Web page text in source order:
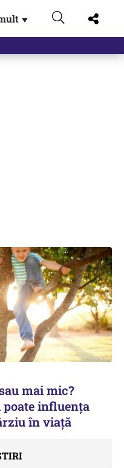
▼
mai mic?
influența
în viață